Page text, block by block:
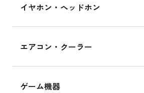
イヤホン・ヘッドホン
エアコン・クーラー
ゲーム機器